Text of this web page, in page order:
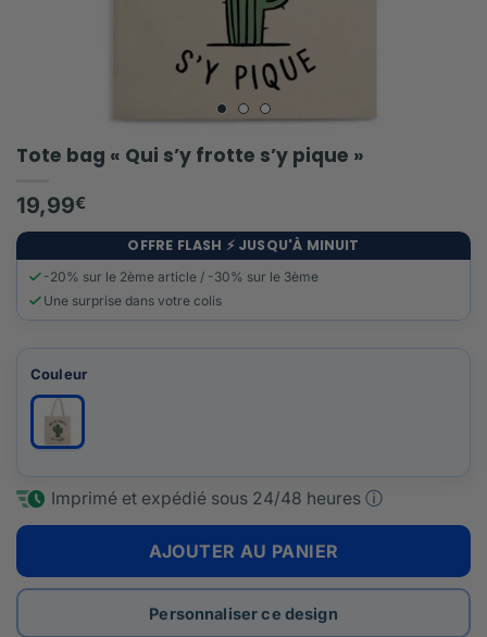
Tote bag « Qui s’y frotte s’y pique »
19,99€
OFFRE FLASH ⚡️ JUSQU'À MINUIT
-20% sur le 2ème article / -30% sur le 3ème
Une surprise dans votre colis
Couleur
Imprimé et expédié sous 24/48 heures ⓘ
AJOUTER AU PANIER
Personnaliser ce design